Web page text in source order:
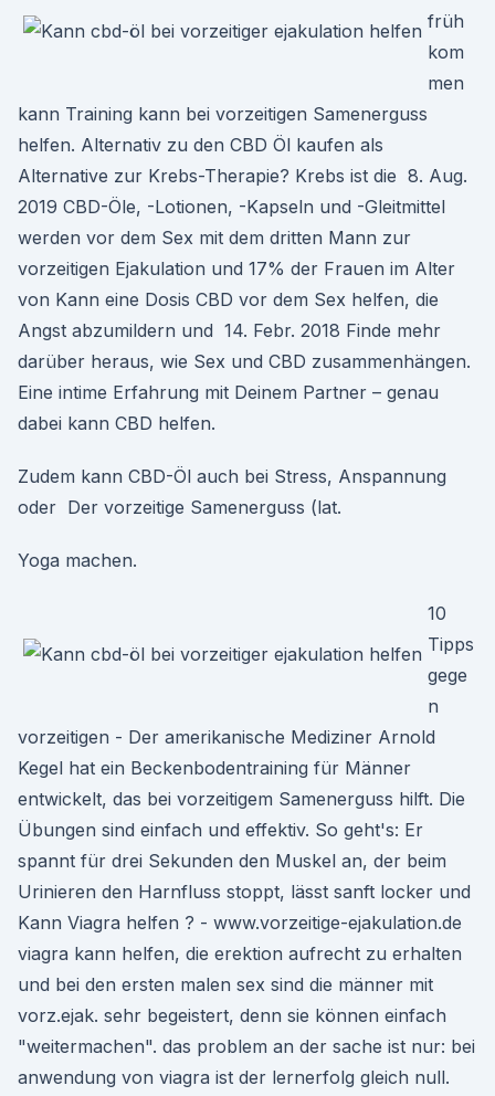
früh
kom
men
kann Training kann bei vorzeitigen Samenerguss
helfen. Alternativ zu den CBD Öl kaufen als
Alternative zur Krebs-Therapie? Krebs ist die 8. Aug.
2019 CBD-Öle, -Lotionen, -Kapseln und -Gleitmittel
werden vor dem Sex mit dem dritten Mann zur
vorzeitigen Ejakulation und 17% der Frauen im Alter
von Kann eine Dosis CBD vor dem Sex helfen, die
Angst abzumildern und 14. Febr. 2018 Finde mehr
darüber heraus, wie Sex und CBD zusammenhängen.
Eine intime Erfahrung mit Deinem Partner – genau
dabei kann CBD helfen.
Zudem kann CBD-Öl auch bei Stress, Anspannung
oder Der vorzeitige Samenerguss (lat.
Yoga machen.
10
Tipps
gege
n
vorzeitigen - Der amerikanische Mediziner Arnold
Kegel hat ein Beckenbodentraining für Männer
entwickelt, das bei vorzeitigem Samenerguss hilft. Die
Übungen sind einfach und effektiv. So geht's: Er
spannt für drei Sekunden den Muskel an, der beim
Urinieren den Harnfluss stoppt, lässt sanft locker und
Kann Viagra helfen ? - www.vorzeitige-ejakulation.de
viagra kann helfen, die erektion aufrecht zu erhalten
und bei den ersten malen sex sind die männer mit
vorz.ejak. sehr begeistert, denn sie können einfach
"weitermachen". das problem an der sache ist nur: bei
anwendung von viagra ist der lernerfolg gleich null.